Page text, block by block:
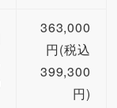
363,000
円(税込
399,300
円)